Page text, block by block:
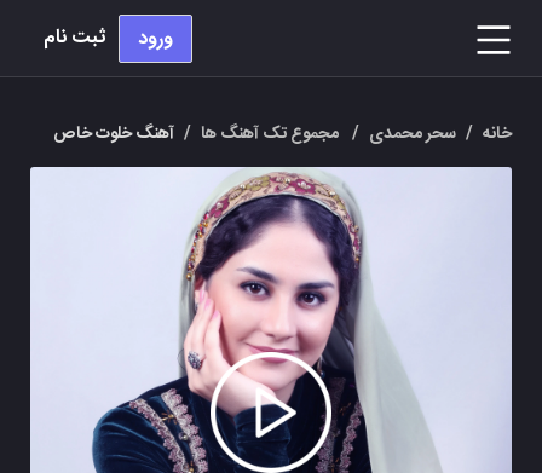
ورود ثبت نام
خانه / سحر محمدی / مجموع تک آهنگ ها / آهنگ خلوت خاص